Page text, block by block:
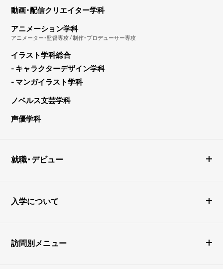
動画・配信クリエイター学科
アニメーション学科
アニメーター・監督専攻 / 制作・プロデューサー専攻
イラスト学科総合
- キャラクターデザイン学科
- マンガイラスト学科
ノベルス文芸学科
声優学科
就職・デビュー
入学について
訪問別メニュー